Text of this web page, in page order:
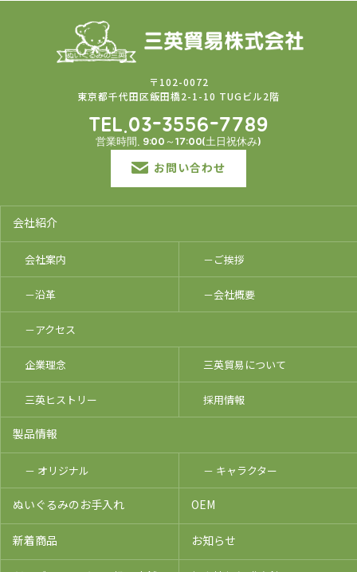
〒102-0072
東京都千代田区飯田橋2-1-10 TUGビル2階
TEL.03-3556-7789
営業時間. 9:00～17:00(土日祝休み)
お問い合わせ
会社紹介
会社案内 －ご挨拶
－沿革 －会社概要
－アクセス
企業理念 三英貿易について
三英ヒストリー 採用情報
製品情報
－ オリジナル － キャラクター
ぬいぐるみのお手入れ OEM
新着商品 お知らせ